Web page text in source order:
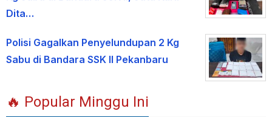
Dita…
Polisi Gagalkan Penyelundupan 2 Kg
Sabu di Bandara SSK II Pekanbaru
🔥 Popular Minggu Ini